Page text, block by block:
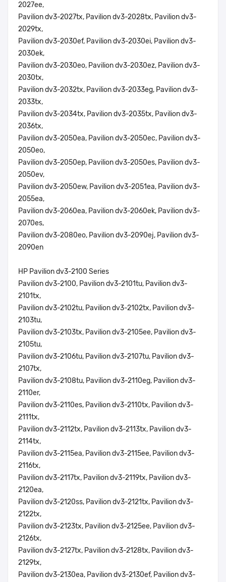
2027ee,
Pavilion dv3-2027tx, Pavilion dv3-2028tx, Pavilion dv3-
2029tx,
Pavilion dv3-2030ef, Pavilion dv3-2030ei, Pavilion dv3-
2030ek,
Pavilion dv3-2030eo, Pavilion dv3-2030ez, Pavilion dv3-
2030tx,
Pavilion dv3-2032tx, Pavilion dv3-2033eg, Pavilion dv3-
2033tx,
Pavilion dv3-2034tx, Pavilion dv3-2035tx, Pavilion dv3-
2036tx,
Pavilion dv3-2050ea, Pavilion dv3-2050ec, Pavilion dv3-
2050eo,
Pavilion dv3-2050ep, Pavilion dv3-2050es, Pavilion dv3-
2050ev,
Pavilion dv3-2050ew, Pavilion dv3-2051ea, Pavilion dv3-
2055ea,
Pavilion dv3-2060ea, Pavilion dv3-2060ek, Pavilion dv3-
2070es,
Pavilion dv3-2080eo, Pavilion dv3-2090ej, Pavilion dv3-
2090en
HP Pavilion dv3-2100 Series
Pavilion dv3-2100, Pavilion dv3-2101tu, Pavilion dv3-
2101tx,
Pavilion dv3-2102tu, Pavilion dv3-2102tx, Pavilion dv3-
2103tu,
Pavilion dv3-2103tx, Pavilion dv3-2105ee, Pavilion dv3-
2105tu,
Pavilion dv3-2106tu, Pavilion dv3-2107tu, Pavilion dv3-
2107tx,
Pavilion dv3-2108tu, Pavilion dv3-2110eg, Pavilion dv3-
2110er,
Pavilion dv3-2110es, Pavilion dv3-2110tx, Pavilion dv3-
2111tx,
Pavilion dv3-2112tx, Pavilion dv3-2113tx, Pavilion dv3-
2114tx,
Pavilion dv3-2115ea, Pavilion dv3-2115ee, Pavilion dv3-
2116tx,
Pavilion dv3-2117tx, Pavilion dv3-2119tx, Pavilion dv3-
2120ea,
Pavilion dv3-2120ss, Pavilion dv3-2121tx, Pavilion dv3-
2122tx,
Pavilion dv3-2123tx, Pavilion dv3-2125ee, Pavilion dv3-
2126tx,
Pavilion dv3-2127tx, Pavilion dv3-2128tx, Pavilion dv3-
2129tx,
Pavilion dv3-2130ea, Pavilion dv3-2130ef, Pavilion dv3-